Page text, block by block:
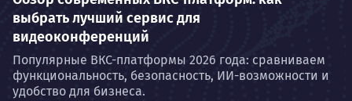
выбрать лучший сервис для
видеоконференций
Популярные ВКС-платформы 2026 года: сравниваем
функциональность, безопасность, ИИ-возможности и
удобство для бизнеса.